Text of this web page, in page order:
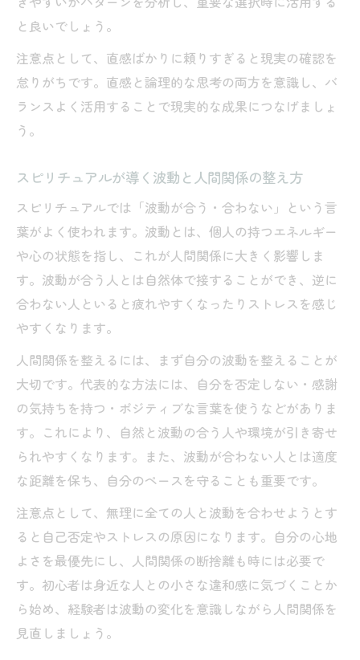
と良いでしょう。
注意点として、直感ばかりに頼りすぎると現実の確認を
怠りがちです。直感と論理的な思考の両方を意識し、バ
ランスよく活用することで現実的な成果につなげましょ
う。
スピリチュアルが導く波動と人間関係の整え方
スピリチュアルでは「波動が合う・合わない」という言
葉がよく使われます。波動とは、個人の持つエネルギー
や心の状態を指し、これが人間関係に大きく影響しま
す。波動が合う人とは自然体で接することができ、逆に
合わない人といると疲れやすくなったりストレスを感じ
やすくなります。
人間関係を整えるには、まず自分の波動を整えることが
大切です。代表的な方法には、自分を否定しない・感謝
の気持ちを持つ・ポジティブな言葉を使うなどがありま
す。これにより、自然と波動の合う人や環境が引き寄せ
られやすくなります。また、波動が合わない人とは適度
な距離を保ち、自分のペースを守ることも重要です。
注意点として、無理に全ての人と波動を合わせようとす
ると自己否定やストレスの原因になります。自分の心地
よさを最優先にし、人間関係の断捨離も時には必要で
す。初心者は身近な人との小さな違和感に気づくことか
ら始め、経験者は波動の変化を意識しながら人間関係を
見直しましょう。